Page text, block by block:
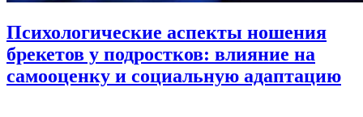
Психологические аспекты ношения
брекетов у подростков: влияние на
самооценку и социальную адаптацию